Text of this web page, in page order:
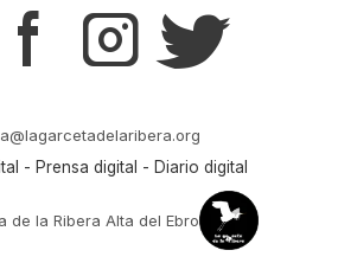
s t r
- Prensa digital - Diario digital
de la Ribera Alta del Ebro